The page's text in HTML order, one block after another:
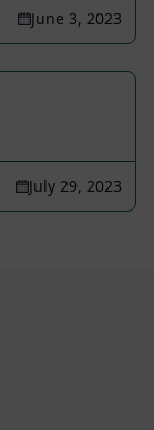
June 3, 2023
July 29, 2023